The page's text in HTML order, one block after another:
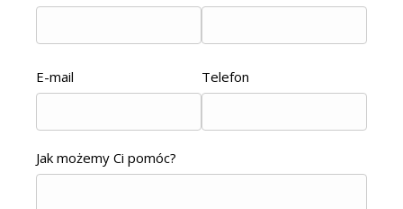
E-mail Telefon
Jak możemy Ci pomóc?